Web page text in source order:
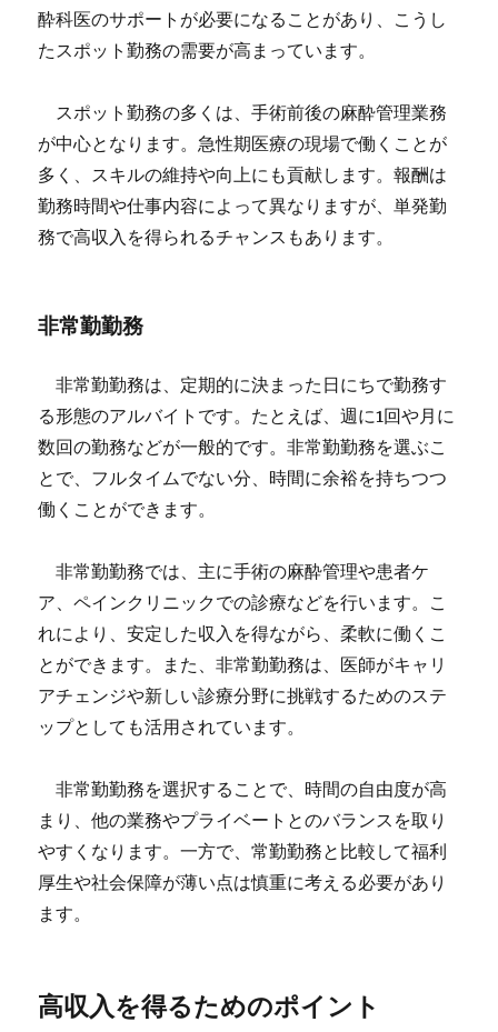
酔科医のサポートが必要になることがあり、こうし
たスポット勤務の需要が高まっています。
スポット勤務の多くは、手術前後の麻酔管理業務
が中心となります。急性期医療の現場で働くことが
多く、スキルの維持や向上にも貢献します。報酬は
勤務時間や仕事内容によって異なりますが、単発勤
務で高収入を得られるチャンスもあります。
非常勤勤務
非常勤勤務は、定期的に決まった日にちで勤務す
る形態のアルバイトです。たとえば、週に1回や月に
数回の勤務などが一般的です。非常勤勤務を選ぶこ
とで、フルタイムでない分、時間に余裕を持ちつつ
働くことができます。
非常勤勤務では、主に手術の麻酔管理や患者ケ
ア、ペインクリニックでの診療などを行います。こ
れにより、安定した収入を得ながら、柔軟に働くこ
とができます。また、非常勤勤務は、医師がキャリ
アチェンジや新しい診療分野に挑戦するためのステ
ップとしても活用されています。
非常勤勤務を選択することで、時間の自由度が高
まり、他の業務やプライベートとのバランスを取り
やすくなります。一方で、常勤勤務と比較して福利
厚生や社会保障が薄い点は慎重に考える必要があり
ます。
高収入を得るためのポイント